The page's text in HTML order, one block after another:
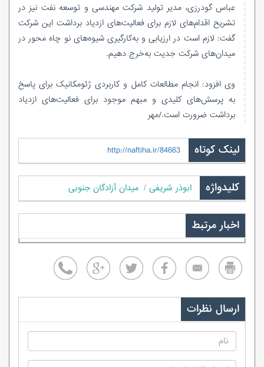
عباس گودرزی، مدیر تولید شرکت مهندسی و توسعه نفت نیز در
تشریح اقدام‌های لازم برای فعالیت‌های ازدیاد برداشت این شرکت
گفت: لازم است در ارزیابی و به‌کارگیری شیوه‌های نو چاه محور در
میدان‌های شرکت جدیت به‌خرج دهیم.
وی افزود: انجام مطالعات کامل و کاربردی ژئومکانیکبرای پاسخ
به پرسش‌های کلیدی و مبهم موجود برای فعالیت‌های ازدیاد
برداشت ضرورت است./مهر
لینک کوتاه http://naftiha.ir/84663
کلیدواژه ابوذر شریفی میدان آزادگان جنوبی
اخبار مرتبط
ارسال نظرات